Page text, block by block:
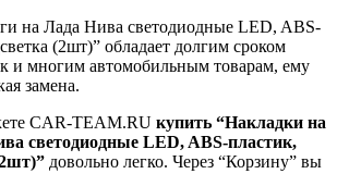
на Лада Нива светодиодные LED, ABS-
(2шт)” обладает долгим сроком
и многим автомобильным товарам, ему
замена.
CAR-TEAM.RU купить “Накладки на
светодиодные LED, ABS-пластик,
довольно легко. Через “Корзину” вы